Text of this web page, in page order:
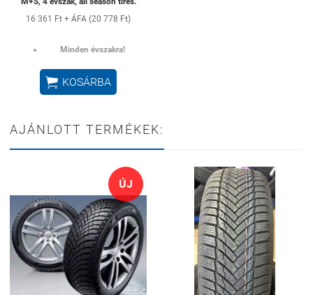
16 361 Ft + ÁFA (20 778 Ft)
Minden évszakra!
 KOSÁRBA
AJÁNLOTT TERMÉKEK:
ÚJ